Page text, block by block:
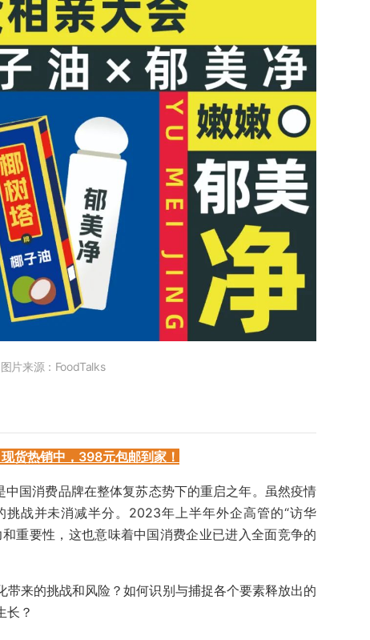
图片来源：FoodTalks
货热销中，398元包邮到家！
国消费品牌在整体复苏态势下的重启之年。虽然疫情
战并未消减半分。2023年上半年外企高管的“访华
重要性，这也意味着中国消费企业已进入全面竞争的
带来的挑战和风险？如何识别与捕捉各个要素释放出的
长？